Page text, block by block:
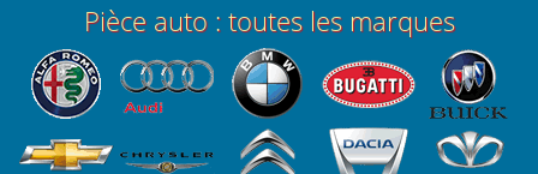
Pièce auto : toutes les marques